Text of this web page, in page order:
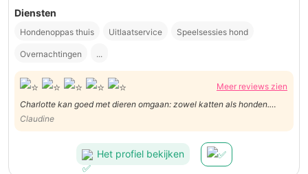
Diensten
Hondenoppas thuis Uitlaatservice Speelsessies hond
Overnachtingen ...
Meer reviews zien
Charlotte kan goed met dieren omgaan: zowel katten als honden.
Zeer verzorgd, heel vriendelijk, een aanrader!!!
Claudine
Het profiel bekijken